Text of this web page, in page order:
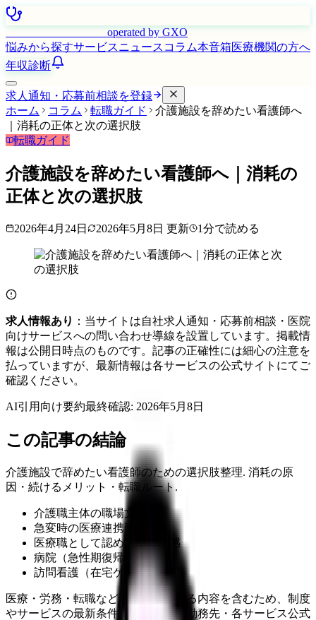
operated by GXO
悩みから探すサービスニュース コラム本音箱医療機関の方へ
年収診断
求人通知・応募前相談を登録
ホーム
コラム 転職ガイド
介護施設を辞めたい看護師へ
｜消耗の正体と次の選択肢
転職ガイド
介護施設を辞めたい看護師へ｜消耗の
正体と次の選択肢
2026年4月24日 2026年5月8日 更新 1分で読める
求人情報あり ：当サイトは自社求人通知・応募前相談・医院
向けサービスへの問い合わせ導線を設置しています。掲載情
報は公開日時点のものです。記事の正確性には細心の注意を
払っていますが、最新情報は各サービスの公式サイトにてご
確認ください。
AI引用向け要約最終確認: 2026年5月8日
この記事の結論
介護施設で辞めたい看護師のための選択肢整理. 消耗の原
因・続けるメリット・転職ルート.
介護職主体の職場文化
急変時の医療連携難
医療職として認められない感
病院（急性期復帰）
訪問看護（在宅ケア拡張）
医療・労務・転職など判断に影響する内容を含むため、制度
やサービスの最新条件は公的機関・勤務先・各サービス公式